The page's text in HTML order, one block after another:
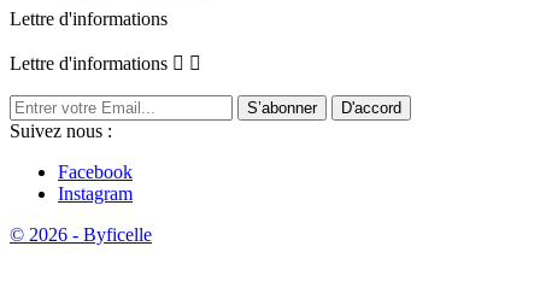
Lettre d'informations
Lettre d'informations  
Suivez nous :
Facebook
Instagram
© 2026 - Byficelle